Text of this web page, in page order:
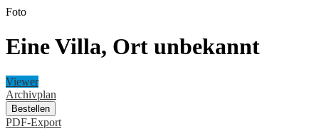
Foto
Eine Villa, Ort unbekannt
Viewer
Archivplan
Bestellen
PDF-Export